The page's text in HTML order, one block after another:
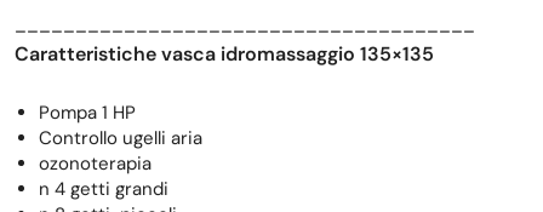
______________________________________
Caratteristiche vasca idromassaggio 135×135
Pompa 1 HP
Controllo ugelli aria
ozonoterapia
n 4 getti grandi